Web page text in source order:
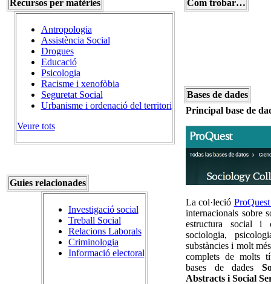
Recursos per matèries
Antropologia
Assistència Social
Drogues
Educació
Psicologia
Racisme i xenofòbia
Seguretat Social
Urbanisme i ordenació del territori
Veure tots
Guies relacionades
Investigació social
Treball Social
Relacions Laborals
Criminologia
Informació electoral
Com trobar…
Bases de dades
Principal base de
La col·leció
internacionals sobre
estructura social
sociologia,
substàncies i molt
complets de molts
bases de dades
Abstracts i Social